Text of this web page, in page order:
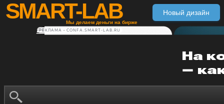
SMART-LAB
Мы делаем деньги на бирже
Новый дизайн
РЕКЛАМА • CONFA.SMART-LAB.RU